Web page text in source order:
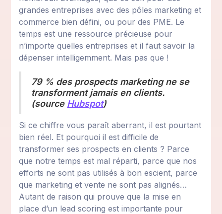
grandes entreprises avec des pôles marketing et
commerce bien défini, ou pour des PME. Le
temps est une ressource précieuse pour
n’importe quelles entreprises et il faut savoir la
dépenser intelligemment. Mais pas que !
79 % des prospects marketing ne se
transforment jamais en clients.
(source Hubspot)
Si ce chiffre vous paraît aberrant, il est pourtant
bien réel. Et pourquoi il est difficile de
transformer ses prospects en clients ? Parce
que notre temps est mal réparti, parce que nos
efforts ne sont pas utilisés à bon escient, parce
que marketing et vente ne sont pas alignés…
Autant de raison qui prouve que la mise en
place d’un lead scoring est importante pour